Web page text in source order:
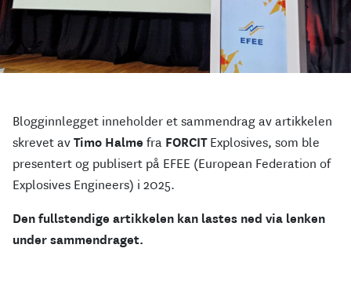
Blogginnlegget inneholder et sammendrag av artikkelen
skrevet avTimo Halme fra FORCITExplosives, som ble
presentert og publisert på EFEE (European Federation of
Explosives Engineers) i 2025.
Den fullstendige artikkelen kan lastes ned via lenken
under sammendraget.